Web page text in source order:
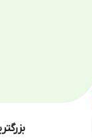
بزرگترین مرکز